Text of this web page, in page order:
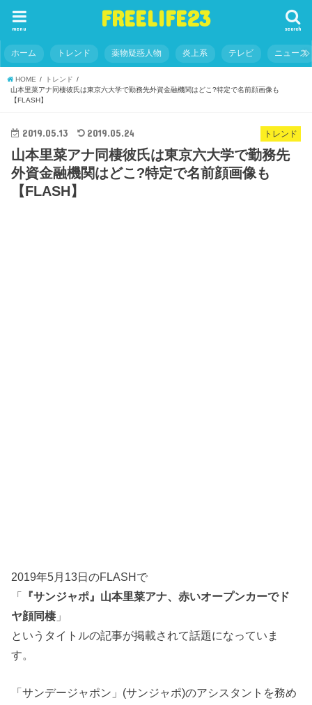
FREELIFE23 search
menu
ホーム トレンド 薬物疑惑人物 炎上系 テレビ ニュース
HOME
トレンド
山本里菜アナ同棲彼氏は東京六大学で勤務先外資金融機関はどこ?特定で名前顔画像も
【FLASH】
トレンド
2019.05.13 2019.05.24
山本里菜アナ同棲彼氏は東京六大学で勤務先
外資金融機関はどこ?特定で名前顔画像も
【FLASH】
2019年5月13日のFLASHで
「 『サンジャポ』山本里菜アナ、赤いオープンカーでド
ヤ顔同棲」
というタイトルの記事が掲載されて話題になっていま
す。
「サンデージャポン」(サンジャポ)のアシスタントを務め